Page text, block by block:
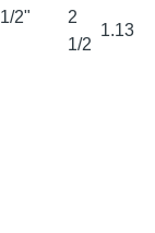
2"
2
1/2
1.13